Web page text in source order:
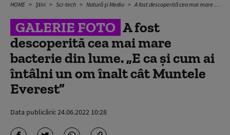
HOME Știri Sci-tech Natură și Mediu A fost descoperită cea mai mare bacterie din lume. „E ca şi cum ai întâlni un om înalt cât Muntele Everest”
GALERIE FOTO A fost
descoperită cea mai mare
bacterie din lume. „E ca şi cum ai
întâlni un om înalt cât Muntele
Everest”
Data publicării:24.06.2022 10:28